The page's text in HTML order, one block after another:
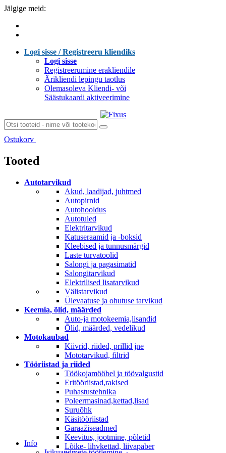
Jälgige meid:
Logi sisse / Registreeru kliendiks
Logi sisse
Registreerumine erakliendile
Ärikliendi lepingu taotlus
Olemasoleva Kliendi- või
Säästukaardi aktiveerimine
Ostukorv
Tooted
Autotarvikud
Akud, laadijad, juhtmed
Autopirnid
Autohooldus
Autotuled
Elektritarvikud
Katuseraamid ja -boksid
Kleebised ja tunnusmärgid
Laste turvatoolid
Salongi ja pagasimatid
Salongitarvikud
Elektrilised lisatarvikud
Välistarvikud
Ülevaatuse ja ohutuse tarvikud
Keemia, õlid, määrded
Auto-ja motokeemia,lisandid
Õlid, määrded, vedelikud
Motokaubad
Kiivrid, riided, prillid jne
Mototarvikud, filtrid
Tööriistad ja riided
Töökojamööbel ja töövalgustid
Eritööriistad,rakised
Puhastustehnika
Poleermasinad,kettad,lisad
Suruõhk
Käsitööriistad
Garaažiseadmed
Keevitus, jootmine, põletid
Lõike- lihvkettad, liivapaber
Info